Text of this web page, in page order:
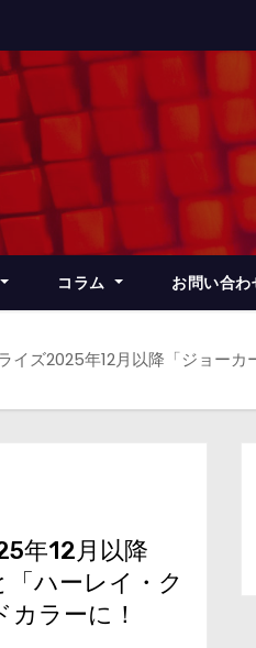
コラム お問い合わ
イズ2025年12月以降「ジョー
年12月以降
「ハーレイ・ク
ラーに！